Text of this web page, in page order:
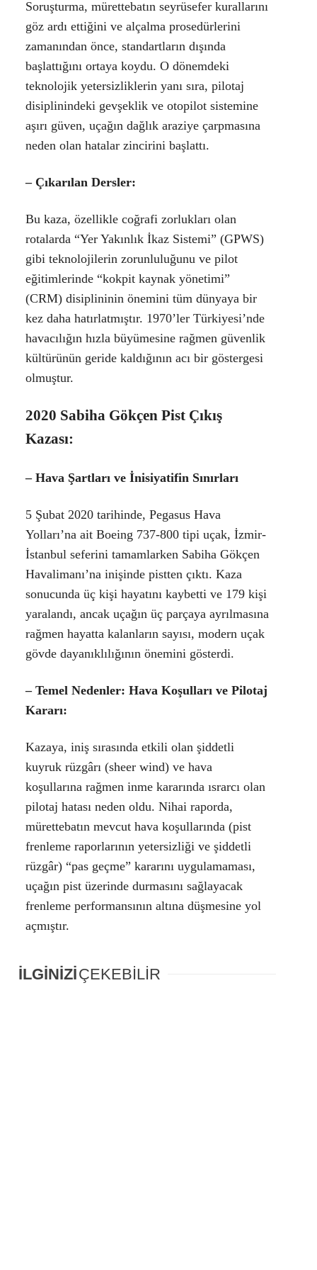
Soruşturma, mürettebatın seyrüsefer kurallarını
göz ardı ettiğini ve alçalma prosedürlerini
zamanından önce, standartların dışında
başlattığını ortaya koydu. O dönemdeki
teknolojik yetersizliklerin yanı sıra, pilotaj
disiplinindeki gevşeklik ve otopilot sistemine
aşırı güven, uçağın dağlık araziye çarpmasına
neden olan hatalar zincirini başlattı.
– Çıkarılan Dersler:
Bu kaza, özellikle coğrafi zorlukları olan
rotalarda “Yer Yakınlık İkaz Sistemi” (GPWS)
gibi teknolojilerin zorunluluğunu ve pilot
eğitimlerinde “kokpit kaynak yönetimi”
(CRM) disiplininin önemini tüm dünyaya bir
kez daha hatırlatmıştır. 1970’ler Türkiyesi’nde
havacılığın hızla büyümesine rağmen güvenlik
kültürünün geride kaldığının acı bir göstergesi
olmuştur.
2020 Sabiha Gökçen Pist Çıkış
Kazası:
– Hava Şartları ve İnisiyatifin Sınırları
5 Şubat 2020 tarihinde, Pegasus Hava
Yolları’na ait Boeing 737-800 tipi uçak, İzmir-
İstanbul seferini tamamlarken Sabiha Gökçen
Havalimanı’na inişinde pistten çıktı. Kaza
sonucunda üç kişi hayatını kaybetti ve 179 kişi
yaralandı, ancak uçağın üç parçaya ayrılmasına
rağmen hayatta kalanların sayısı, modern uçak
gövde dayanıklılığının önemini gösterdi.
– Temel Nedenler: Hava Koşulları ve Pilotaj
Kararı:
Kazaya, iniş sırasında etkili olan şiddetli
kuyruk rüzgârı (sheer wind) ve hava
koşullarına rağmen inme kararında ısrarcı olan
pilotaj hatası neden oldu. Nihai raporda,
mürettebatın mevcut hava koşullarında (pist
frenleme raporlarının yetersizliği ve şiddetli
rüzgâr) “pas geçme” kararını uygulamaması,
uçağın pist üzerinde durmasını sağlayacak
frenleme performansının altına düşmesine yol
açmıştır.
İLGİNİZİÇEKEBİLİR